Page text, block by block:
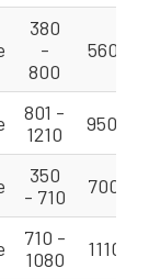
380
-
800
560 -
801 -
1210
950 -
350
- 710
700 -
710 -
1080
1110 -